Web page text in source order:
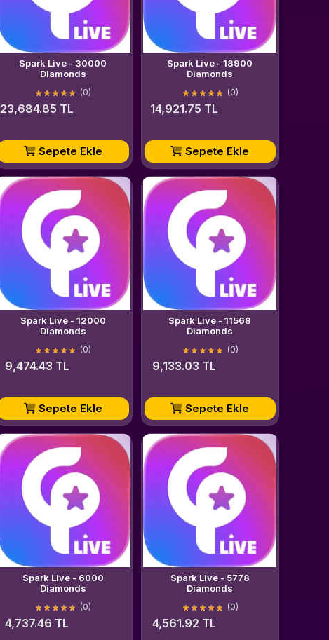
Spark Live - 30000
Diamonds
(0)
23,684.85 TL
Sepete Ekle
Spark Live - 18900
Diamonds
(0)
14,921.75 TL
Sepete Ekle
Spark Live - 12000
Diamonds
(0)
9,474.43 TL
Sepete Ekle
Spark Live - 11568
Diamonds
(0)
9,133.03 TL
Sepete Ekle
Spark Live - 6000
Diamonds
(0)
4,737.46 TL
Spark Live - 5778
Diamonds
(0)
4,561.92 TL